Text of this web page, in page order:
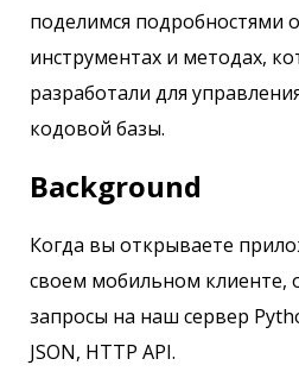
поделимся подробностями
инструментах и ​​методах,
разработали для
кодовой базы.
Background
Когда вы открываете
своем мобильном клиенте,
запросы на наш сервер
JSON, HTTP API.